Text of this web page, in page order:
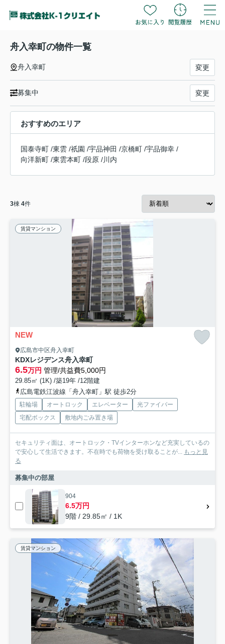
舟入幸町の物件一覧
舟入幸町 変更
募集中 変更
おすすめのエリア
国泰寺町 /東雲 /祇園 /宇品神田 /京橋町 /宇品御幸 /
向洋新町 /東雲本町 /段原 /川内
3棟 4件
賃貸マンション
NEW
広島市中区舟入幸町
KDXレジデンス舟入幸町
6.5万円 管理/共益費5,000円
29.85㎡ (1K) /築19年 /12階建
広島電鉄江波線「舟入幸町」駅 徒歩2分
駐輪場 オートロック エレベーター
光ファイバー
宅配ボックス
敷地内ごみ置き場
セキュリティ面は、オートロック・TVインターホンなど充実しているの
で安心して生活できます。不在時でも荷物を受け取ることが...
もっと見
る
募集中の部屋
904
6.5万円
9階 / 29.85㎡ / 1K
賃貸マンション